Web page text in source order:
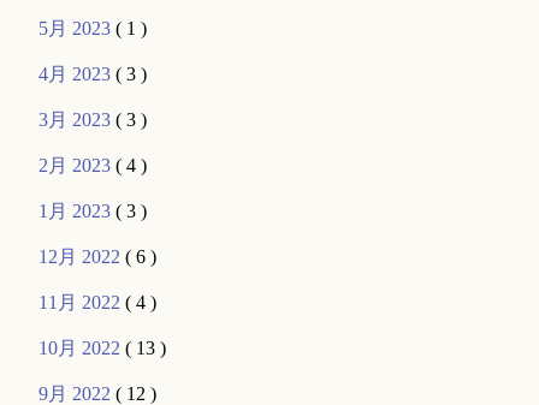
5月 2023( 1 )
4月 2023( 3 )
3月 2023( 3 )
2月 2023( 4 )
1月 2023( 3 )
12月 2022( 6 )
11月 2022( 4 )
10月 2022( 13 )
9月 2022( 12 )